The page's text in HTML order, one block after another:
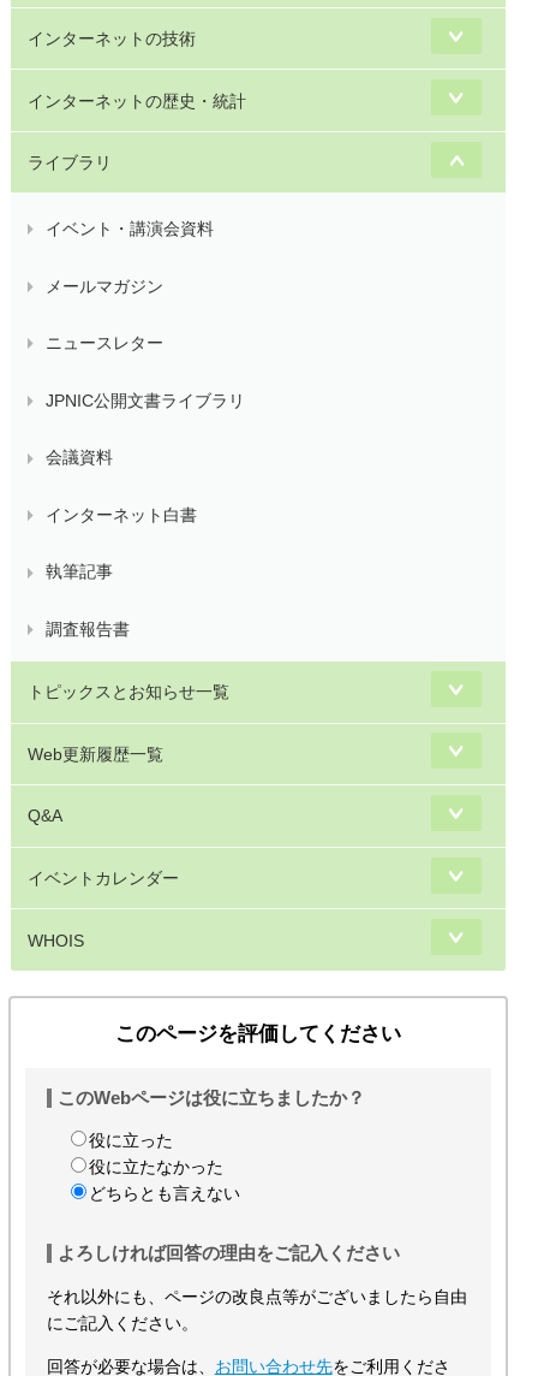
インターネットの技術
インターネットの歴史・統計
ライブラリ
イベント・講演会資料
メールマガジン
ニュースレター
JPNIC公開文書ライブラリ
会議資料
インターネット白書
執筆記事
調査報告書
トピックスとお知らせ一覧
Web更新履歴一覧
Q&A
イベントカレンダー
WHOIS
このページを評価してください
このWebページは役に立ちましたか？
役に立った
役に立たなかった
どちらとも言えない
よろしければ回答の理由をご記入ください
それ以外にも、ページの改良点等がございましたら自由
にご記入ください。
回答が必要な場合は、 お問い合わせ先をご利用くださ